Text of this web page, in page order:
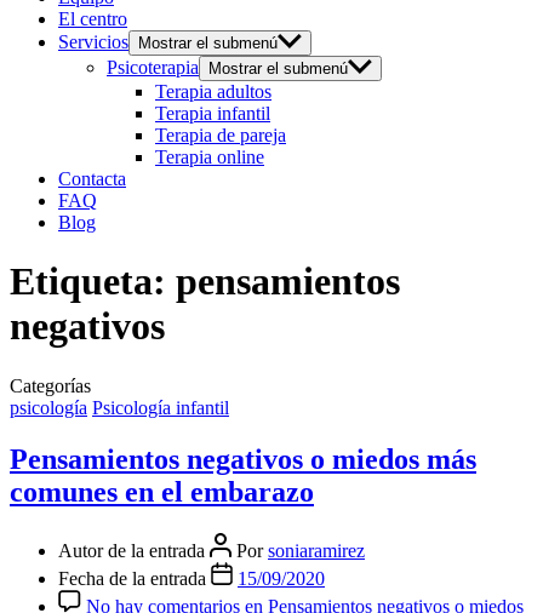
El centro
Servicios
Mostrar el submenú
Psicoterapia Mostrar el submenú
Terapia adultos
Terapia infantil
Terapia de pareja
Terapia online
Contacta
FAQ
Blog
Etiqueta: pensamientos
negativos
Categorías
psicología Psicología infantil
Pensamientos negativos o miedos más
comunes en el embarazo
Autor de la entrada Porsoniaramirez
Fecha de la entrada
15/09/2020
No hay comentarios en Pensamientos negativos o miedos